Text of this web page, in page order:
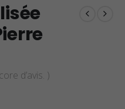
d’avis. )